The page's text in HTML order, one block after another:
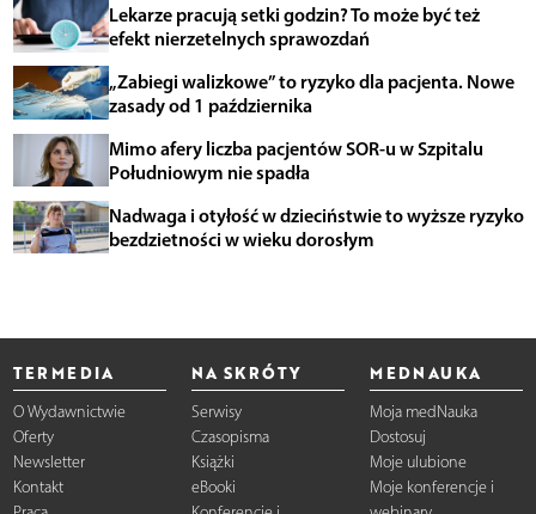
Lekarze pracują setki godzin? To może być też
efekt nierzetelnych sprawozdań
„Zabiegi walizkowe” to ryzyko dla pacjenta. Nowe
zasady od 1 października
Mimo afery liczba pacjentów SOR-u w Szpitalu
Południowym nie spadła
Nadwaga i otyłość w dzieciństwie to wyższe ryzyko
bezdzietności w wieku dorosłym
TERMEDIA
O Wydawnictwie
Oferty
Newsletter
Kontakt
NA SKRÓTY
Serwisy
Czasopisma
Książki
eBooki
MEDNAUKA
Moja medNauka
Dostosuj
Moje ulubione
Moje konferencje i